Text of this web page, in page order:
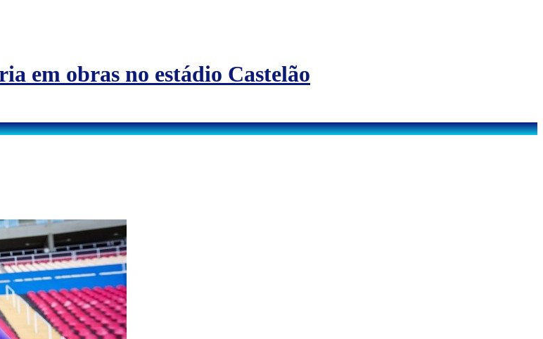
em obras no estádio Castelão